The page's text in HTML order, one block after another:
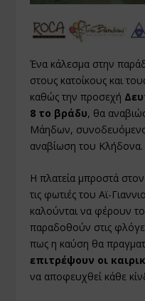
Ένα κάλεσμα στην
στους κατοίκους και
καθώς την προσεχή
8 το βράδυ, θα
Μάηδων,
αναβίωση του Κλήδονα.
Η πλατεία μπροστά
τις φωτιές του Αϊ-
καλούνται να φέρουν
παραδοθούν στις
πως η καύση θα
επιτρέψουν οι
να αποφευχθεί κάθε